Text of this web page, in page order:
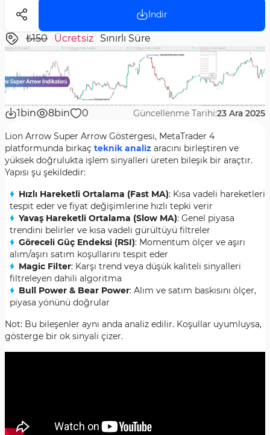
İndir
₺150 Ücretsiz Sınırlı Süre
1bin 8bin 0 Güncellenme Tarihi:23 Ara 2025
Lion Arrow Super Arrow Göstergesi, MetaTrader 4
platformunda birkaç teknik analiz aracını birleştiren ve
yüksek doğrulukta işlem sinyalleri üreten bileşik bir araçtır.
Yapısı şu şekildedir:
Hızlı Hareketli Ortalama (Fast MA): Kısa vadeli hareketleri
tespit eder ve fiyat değişimlerine hızlı tepki verir
Yavaş Hareketli Ortalama (Slow MA): Genel piyasa
trendini belirler ve kısa vadeli gürültüyü filtreler
Göreceli Güç Endeksi (RSI): Momentum ölçer ve aşırı
alım/aşırı satım koşullarını tespit eder
Magic Filter: Karşı trend veya düşük kaliteli sinyalleri
filtreleyen dahili algoritma
Bull Power & Bear Power: Alım ve satım baskısını ölçer,
piyasa yönünü doğrular
Not: Bu bileşenler aynı anda analiz edilir. Koşullar uyumluysa,
gösterge bir ok sinyali çizer.